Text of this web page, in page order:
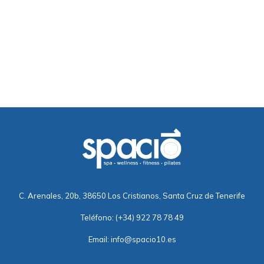
C. Arenales, 20b, 38650 Los Cristianos, Santa Cruz de Tenerife
Teléfono: (+34) 922 78 78 49
Email: info@spacio10.es